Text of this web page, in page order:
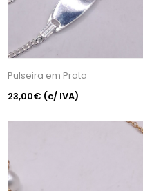
Pulseira em Prata
23,00€ (c/ IVA)